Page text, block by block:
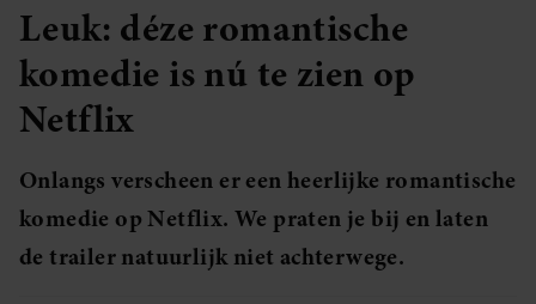
Leuk: déze romantische
komedie is nú te zien op
Netflix
Onlangs verscheen er een heerlijke romantische
komedie op Netflix. We praten je bij en laten
de trailer natuurlijk niet achterwege.